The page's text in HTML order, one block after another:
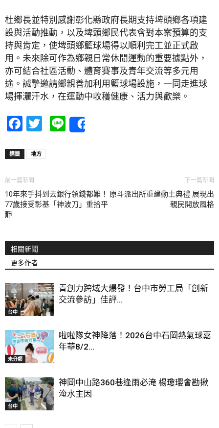
杜鄉長並特別感謝彰化縣政府長期支持埤頭鄉各項建
設與活動推動，以及埤頭鄉民代表會對本案預算的支
持與肯定，使埤頭鄉籃球場得以順利完工並正式啟
用。未來除可作為鄉親日常休閒運動的重要據點外，
亦可結合社區活動、體育賽事及青年交流等多元用
途。誠摯邀請鄉親善加利用籃球場設施，一同走進球
場揮灑汗水，在運動中收穫健康、活力與歡樂。
Facebook
Twitter
Line
標籤 地方
前一篇新聞
10年來手抖到去銀行領錢都難！
77歲接受彰基「神波刀」重拾平
靜
下一篇新聞
原斗派出所重建動土典禮 展現出
親民開放風格
相關新聞
更多作者
台中
青創力跨域大爆發！台中市勞工局「創新
交流參訪」佳評...
未分類
啦啦隊女神降落！2026台中石岡熱氣球嘉
年華8/2...
台中
神岡中山路360巷逢雨必淹 楊瓊瓔會勘揪
淹水主因